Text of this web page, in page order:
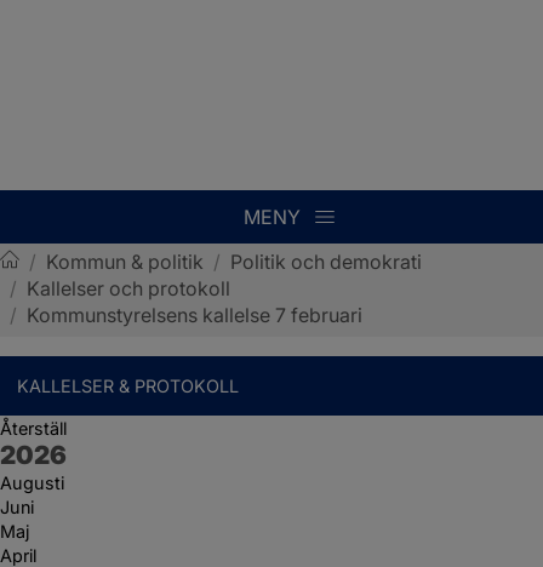
MENY
Sotenäs kommun
/ Kommun & politik / Politik och demokrati
/ Kallelser och protokoll
/ Kommunstyrelsens kallelse 7 februari
KALLELSER & PROTOKOLL
Återställ
År:
2026
Augusti
Juni
Maj
April